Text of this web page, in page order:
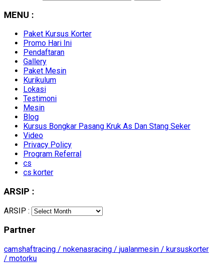
MENU :
Paket Kursus Korter
Promo Hari Ini
Pendaftaran
Gallery
Paket Mesin
Kurikulum
Lokasi
Testimoni
Mesin
Blog
Kursus Bongkar Pasang Kruk As Dan Stang Seker
Video
Privacy Policy
Program Referral
cs
cs korter
ARSIP :
ARSIP :
Partner
camshaftracing / nokenasracing / jualanmesin / kursuskorter
/ motorku